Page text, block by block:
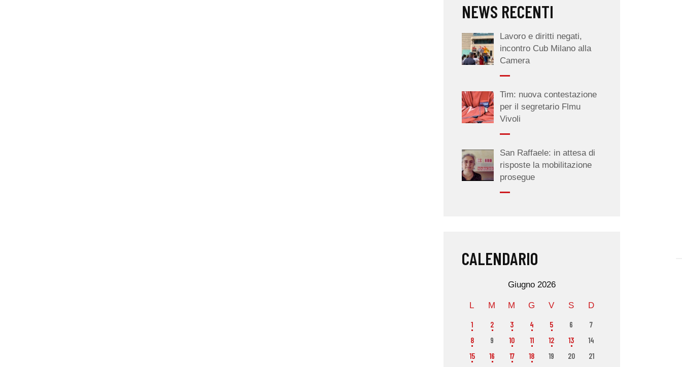
NEWS RECENTI
Lavoro e diritti negati,
incontro Cub Milano alla
Camera
Tim: nuova contestazione
per il segretario Flmu
Vivoli
San Raffaele: in attesa di
risposte la mobilitazione
prosegue
CALENDARIO
Giugno 2026
L M M G V S D
1 2 3 4 5 6
7
8
9 10 11 12 13
14
15
16 17 18 19 20
21